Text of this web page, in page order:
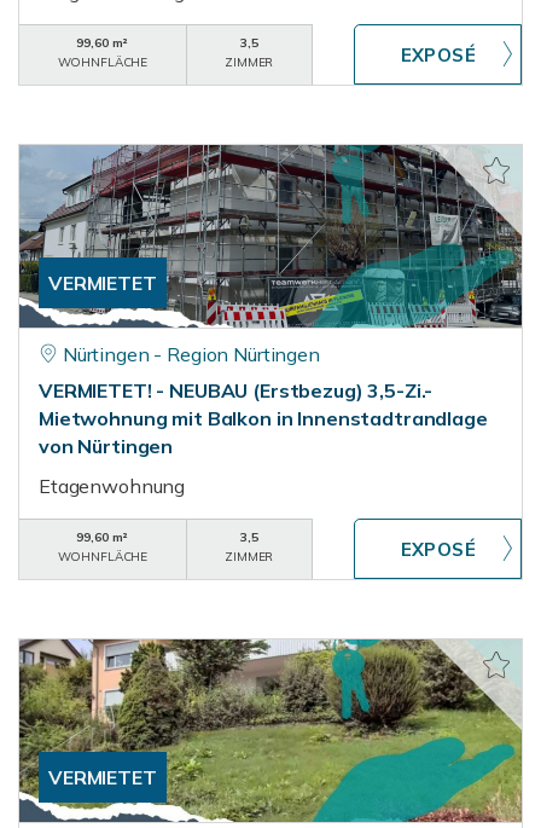
99,60 m²
WOHNFLÄCHE
3,5
ZIMMER
VERMIETET
Nürtingen - Region Nürtingen
VERMIETET! - NEUBAU (Erstbezug) 3,5-Zi.-
Mietwohnung mit Balkon in Innenstadtrandlage
von Nürtingen
Etagenwohnung
99,60 m²
WOHNFLÄCHE
3,5
ZIMMER
VERMIETET